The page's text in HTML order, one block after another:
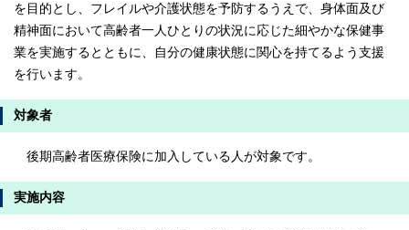
を目的とし、フレイルや介護状態を予防するうえで、身体面及び
精神面において高齢者一人ひとりの状況に応じた細やかな保健事
業を実施するとともに、自分の健康状態に関心を持てるよう支援
を行います。
対象者
後期高齢者医療保険に加入している人が対象です。
実施内容